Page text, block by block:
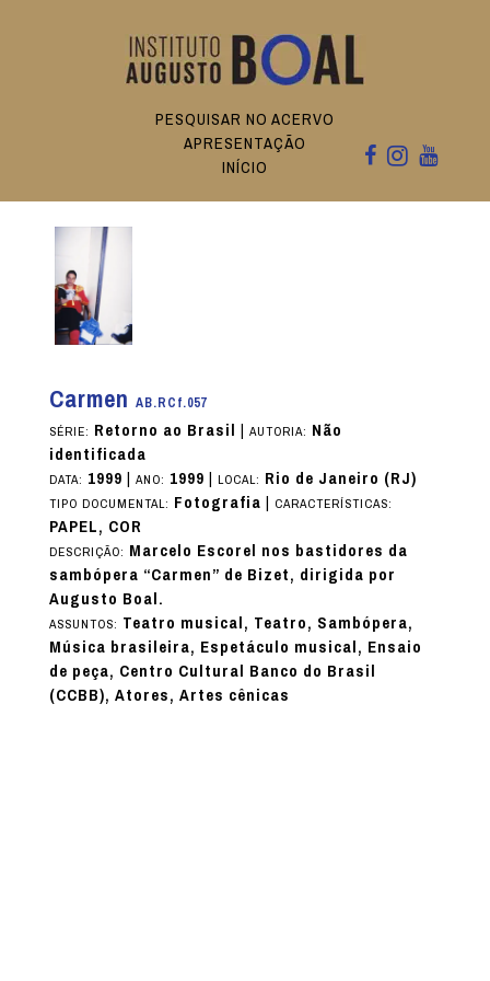
PESQUISAR NO ACERVO
APRESENTAÇÃO
INÍCIO
Carmen AB.RCf.057
SÉRIE: Retorno ao Brasil | AUTORIA: Não
identificada
DATA: 1999| ANO: 1999| LOCAL: Rio de Janeiro (RJ)
TIPO DOCUMENTAL: Fotografia| CARACTERÍSTICAS:
PAPEL, COR
DESCRIÇÃO: Marcelo Escorel nos bastidores da
sambópera “Carmen” de Bizet, dirigida por
Augusto Boal.
ASSUNTOS: Teatro musical, Teatro, Sambópera,
Música brasileira, Espetáculo musical, Ensaio
de peça, Centro Cultural Banco do Brasil
(CCBB), Atores, Artes cênicas